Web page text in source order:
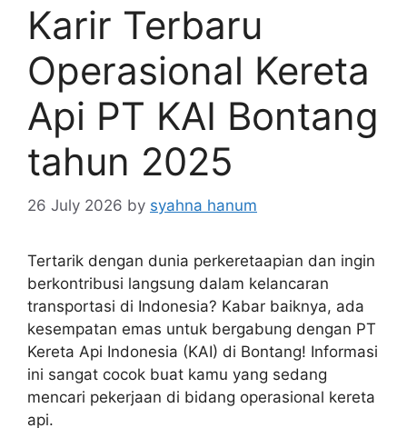
Karir Terbaru
Operasional Kereta
Api PT KAI Bontang
tahun 2025
26 July 2026 by syahna hanum
Tertarik dengan dunia perkeretaapian dan ingin
berkontribusi langsung dalam kelancaran
transportasi di Indonesia? Kabar baiknya, ada
kesempatan emas untuk bergabung dengan PT
Kereta Api Indonesia (KAI) di Bontang! Informasi
ini sangat cocok buat kamu yang sedang
mencari pekerjaan di bidang operasional kereta
api.